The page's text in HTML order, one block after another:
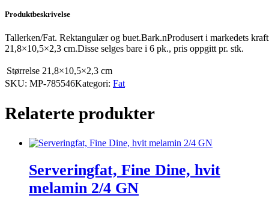
antall
Produktbeskrivelse
Tallerken/Fat. Rektangulær og buet.Bark.nProdusert i markedets
21,8×10,5×2,3 cm.Disse selges bare i 6 pk., pris oppgitt pr. stk.
Størrelse 21,8×10,5×2,3 cm
SKU: MP-785546Kategori: Fat
Relaterte produkter
Serveringfat, Fine Dine, hvit
melamin 2/4 GN